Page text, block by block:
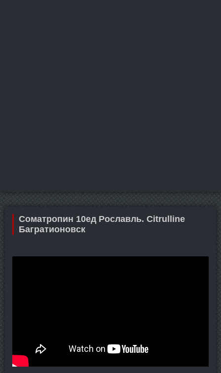
Cоматропин 10ед Рославль. Citrulline
Багратионовск